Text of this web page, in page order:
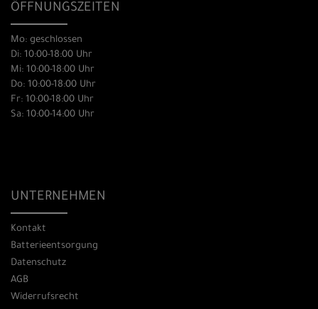
ÖFFNUNGSZEITEN
Mo: geschlossen
Di: 10:00-18:00 Uhr
Mi: 10:00-18:00 Uhr
Do: 10:00-18:00 Uhr
Fr: 10:00-18:00 Uhr
Sa: 10:00-14:00 Uhr
UNTERNEHMEN
Kontakt
Batterieentsorgung
Datenschutz
AGB
Widerrufsrecht